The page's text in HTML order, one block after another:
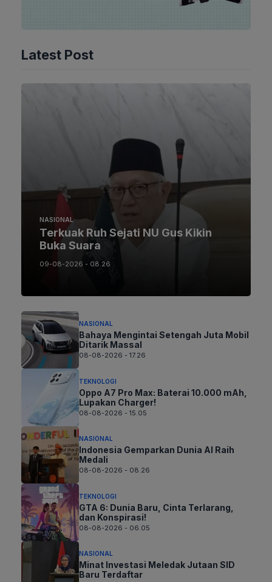
Latest Post
NASIONAL
Terkuak Ruh Sejati NU Gus Kikin
Buka Suara
09-08-2026 - 08.26
NASIONAL
Bahaya Mengintai Setengah Juta Mobil
Ditarik Massal
08-08-2026 - 17.26
TEKNOLOGI
Oppo A7 Pro Max: Baterai 10.000 mAh,
Lupakan Charger!
08-08-2026 - 15.05
NASIONAL
Indonesia Gemparkan Dunia AI Raih
Medali
08-08-2026 - 08.26
TEKNOLOGI
GTA 6: Dunia Baru, Cinta Terlarang,
dan Konspirasi!
08-08-2026 - 06.05
NASIONAL
Minat Investasi Meledak Jutaan SID
Baru Terdaftar